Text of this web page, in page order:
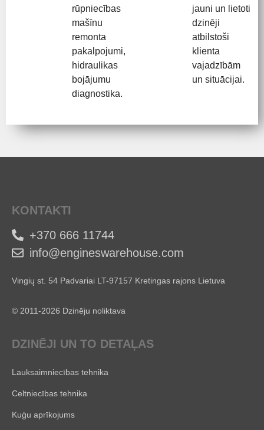
rūpniecības
mašīnu
remonta
pakalpojumi,
hidraulikas
bojājumu
diagnostika.
jauni un lietoti
dzinēji
atbilstoši
klienta
vajadzībām
un situācijai.
KONTAKTI
+370 666 11744
info@engineswarehouse.com
Vingių st. 54 Padvariai LT-97157 Kretingas rajons Lietuva
© 2011-2026 Dzinēju noliktava
DZINĒJI UN TO DETAĻAS
Lauksaimniecības tehnika
Celtniecības tehnika
Kuģu aprīkojums